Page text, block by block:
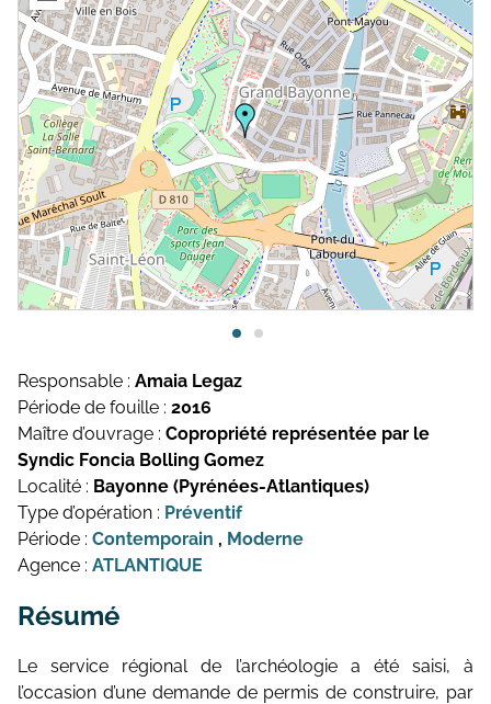
Topographie et Photogrammétrie
Drones
Inventaires du patrimoine
Systèmes d’information géographique
HArpage
La formation QGIS
Études du mobilier
Études géoarchéologiques
Communication et Valorisation
Publications de l’équipe
Responsable : Amaia Legaz
Période de fouille : 2016
Maître d’ouvrage : Copropriété représentée par le
Syndic Foncia Bolling Gomez
Localité : Bayonne (Pyrénées-Atlantiques)
Type d’opération : Préventif
Période : Contemporain , Moderne
Agence : ATLANTIQUE
Résumé
Le service régional de l’archéologie a été saisi, à
l’occasion d’une demande de permis de construire, par